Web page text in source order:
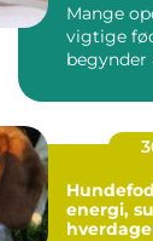
Mange
vigtige
begynder
energi,